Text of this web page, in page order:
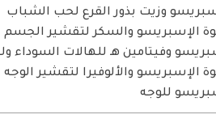
وزيت بذور القرع لحب الشباب
الإسبريسو والسكر لتقشير الجسم
وفيتامين هـ للهالات السوداء
الإسبريسو والألوفيرا لتقشير الوجه
للوجه